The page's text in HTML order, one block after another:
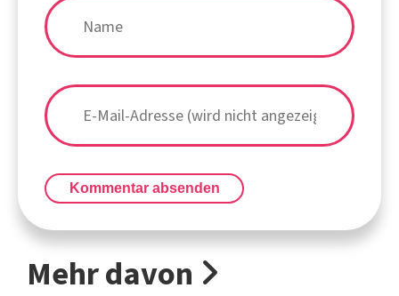
Kommentar absenden
Mehr davon